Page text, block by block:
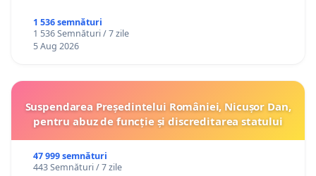
1 536 semnături
1 536 Semnături / 7 zile
5 Aug 2026
Suspendarea Președintelui României, Nicușor Dan,
pentru abuz de funcție și discreditarea statului
47 999 semnături
443 Semnături / 7 zile